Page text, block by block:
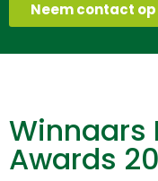
Neem contact op
Winnaars
Awards